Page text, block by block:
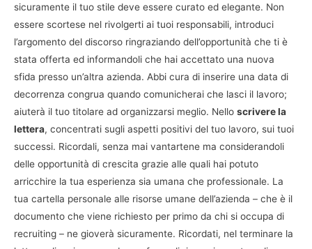
sicuramente il tuo stile deve essere curato ed elegante. Non
essere scortese nel rivolgerti ai tuoi responsabili, introduci
l’argomento del discorso ringraziando dell’opportunità che ti è
stata offerta ed informandoli che hai accettato una nuova
sfida presso un’altra azienda. Abbi cura di inserire una data di
decorrenza congrua quando comunicherai che lasci il lavoro;
aiuterà il tuo titolare ad organizzarsi meglio. Nello scrivere la
lettera, concentrati sugli aspetti positivi del tuo lavoro, sui tuoi
successi. Ricordali, senza mai vantartene ma considerandoli
delle opportunità di crescita grazie alle quali hai potuto
arricchire la tua esperienza sia umana che professionale. La
tua cartella personale alle risorse umane dell’azienda – che è il
documento che viene richiesto per primo da chi si occupa di
recruiting – ne gioverà sicuramente. Ricordati, nel terminare la